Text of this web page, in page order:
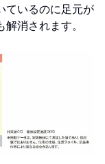
ているのに足元が
消されます。